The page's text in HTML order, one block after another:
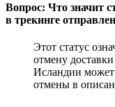
Вопрос: Что значит
в трекинге
Этот статус
отмену
Исландии может
отмены в